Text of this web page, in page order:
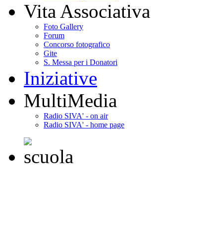
Vita Associativa
Foto Gallery
Forum
Concorso fotografico
Gite
S. Messa per i Donatori
Iniziative
MultiMedia
Radio SIVA' - on air
Radio SIVA' - home page